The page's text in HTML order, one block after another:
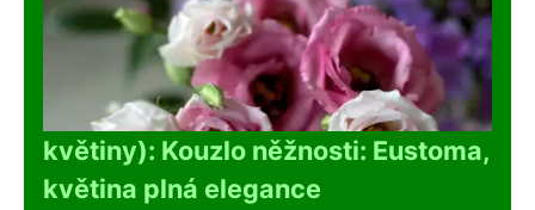
květiny): Kouzlo něžnosti: Eustoma,
květina plná elegance